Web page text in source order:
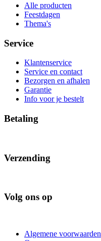
Alle producten
Feestdagen
Thema's
Service
Klantenservice
Service en contact
Bezorgen en afhalen
Garantie
Info voor je bestelt
Betaling
Verzending
Volg ons op
Algemene voorwaarden